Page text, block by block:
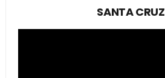
SANTA CRUZ